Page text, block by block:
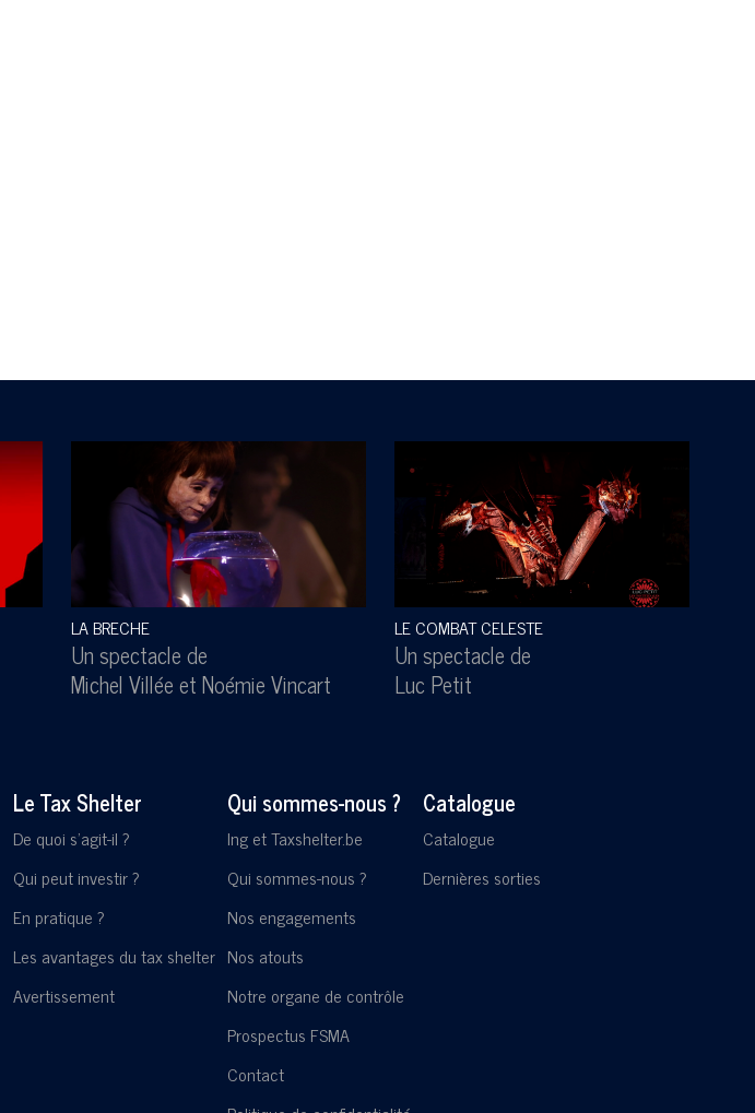
LA BRECHE
Un spectacle de
Michel VilléeetNoémie Vincart
LE COMBAT CELESTE
Un spectacle de
Luc Petit
Le Tax Shelter
De quoi s'agit-il ?
Qui peut investir ?
En pratique ?
Les avantages du tax shelter
Avertissement
Qui sommes-nous ?
Ing et Taxshelter.be
Qui sommes-nous ?
Nos engagements
Nos atouts
Notre organe de contrôle
Prospectus FSMA
Contact
Catalogue
Catalogue
Dernières sorties